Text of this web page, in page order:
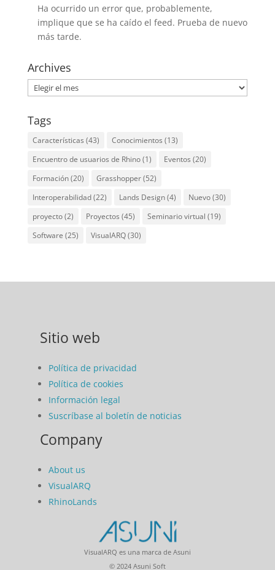
Ha ocurrido un error que, probablemente,
implique que se ha caído el feed. Prueba de nuevo
más tarde.
Archives
Archives
Tags
Características (43) Conocimientos (13)
Encuentro de usuarios de Rhino(1) Eventos (20)
Formación(20) Grasshopper(52)
Interoperabilidad(22) Lands Design(4) Nuevo(30)
proyecto(2) Proyectos (45) Seminario virtual (19)
Software (25) VisualARQ(30)
Sitio web
Política de privacidad
Política de cookies
Información legal
Suscríbase al boletín de noticias
Company
About us
VisualARQ
RhinoLands
VisualARQ es una marca de Asuni
© 2024 Asuni Soft